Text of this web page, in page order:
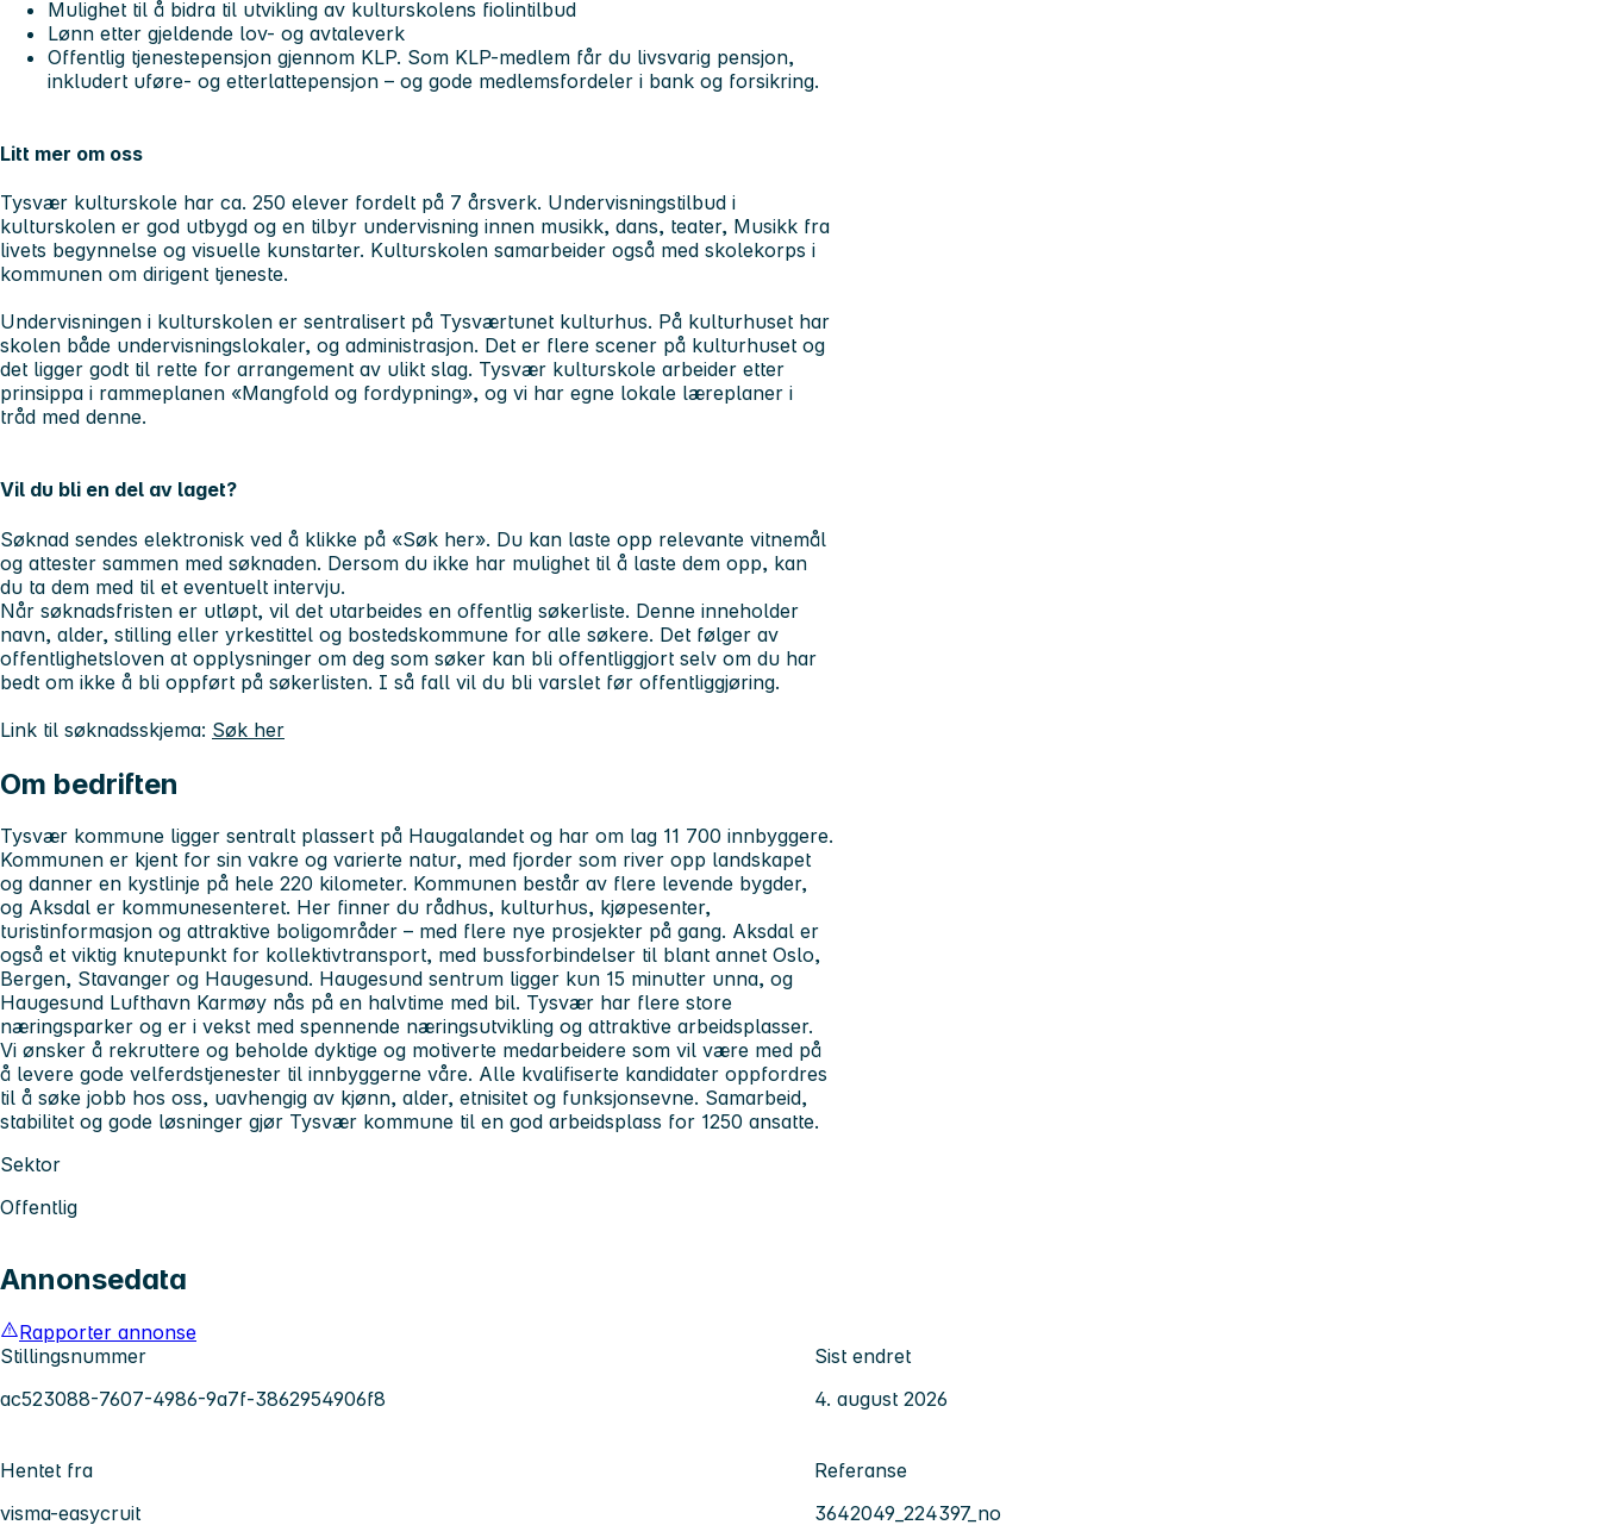
Mulighet til å bidra til utvikling av kulturskolens fiolintilbud
Lønn etter gjeldende lov- og avtaleverk
Offentlig tjenestepensjon gjennom KLP. Som KLP-medlem får du livsvarig pensjon,
inkludert uføre- og etterlattepensjon – og gode medlemsfordeler i bank og forsikring.
Litt mer om oss
Tysvær kulturskole har ca. 250 elever fordelt på 7 årsverk. Undervisningstilbud i
kulturskolen er god utbygd og en tilbyr undervisning innen musikk, dans, teater, Musikk fra
livets begynnelse og visuelle kunstarter. Kulturskolen samarbeider også med skolekorps i
kommunen om dirigent tjeneste.
Undervisningen i kulturskolen er sentralisert på Tysværtunet kulturhus. På kulturhuset har
skolen både undervisningslokaler, og administrasjon. Det er flere scener på kulturhuset og
det ligger godt til rette for arrangement av ulikt slag. Tysvær kulturskole arbeider etter
prinsippa i rammeplanen «Mangfold og fordypning», og vi har egne lokale læreplaner i
tråd med denne.
Vil du bli en del av laget?
Søknad sendes elektronisk ved å klikke på «Søk her». Du kan laste opp relevante vitnemål
og attester sammen med søknaden. Dersom du ikke har mulighet til å laste dem opp, kan
du ta dem med til et eventuelt intervju.
Når søknadsfristen er utløpt, vil det utarbeides en offentlig søkerliste. Denne inneholder
navn, alder, stilling eller yrkestittel og bostedskommune for alle søkere. Det følger av
offentlighetsloven at opplysninger om deg som søker kan bli offentliggjort selv om du har
bedt om ikke å bli oppført på søkerlisten. I så fall vil du bli varslet før offentliggjøring.
Link til søknadsskjema: Søk her
Om bedriften
Tysvær kommune ligger sentralt plassert på Haugalandet og har om lag 11 700 innbyggere.
Kommunen er kjent for sin vakre og varierte natur, med fjorder som river opp landskapet
og danner en kystlinje på hele 220 kilometer. Kommunen består av flere levende bygder,
og Aksdal er kommunesenteret. Her finner du rådhus, kulturhus, kjøpesenter,
turistinformasjon og attraktive boligområder – med flere nye prosjekter på gang. Aksdal er
også et viktig knutepunkt for kollektivtransport, med bussforbindelser til blant annet Oslo,
Bergen, Stavanger og Haugesund. Haugesund sentrum ligger kun 15 minutter unna, og
Haugesund Lufthavn Karmøy nås på en halvtime med bil. Tysvær har flere store
næringsparker og er i vekst med spennende næringsutvikling og attraktive arbeidsplasser.
Vi ønsker å rekruttere og beholde dyktige og motiverte medarbeidere som vil være med på
å levere gode velferdstjenester til innbyggerne våre. Alle kvalifiserte kandidater oppfordres
til å søke jobb hos oss, uavhengig av kjønn, alder, etnisitet og funksjonsevne. Samarbeid,
stabilitet og gode løsninger gjør Tysvær kommune til en god arbeidsplass for 1250 ansatte.
Sektor
Offentlig
Annonsedata
Rapporter annonse
Stillingsnummer
ac523088-7607-4986-9a7f-3862954906f8
Sist endret
4. august 2026
Hentet fra
visma-easycruit
Referanse
3642049_224397_no